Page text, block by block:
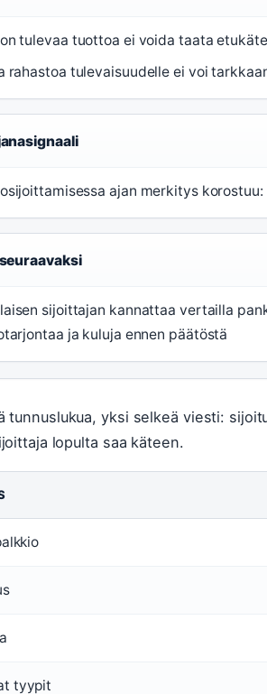
tulevaa tuottoa ei voida taata
rahastoa tulevaisuudelle ei voi
ajan merkitys
sijoittajan kannattaa vertailla
ja kuluja ennen päätöstä
tunnuslukua, yksi selkeä viesti:
lopulta saa käteen.
tyypit